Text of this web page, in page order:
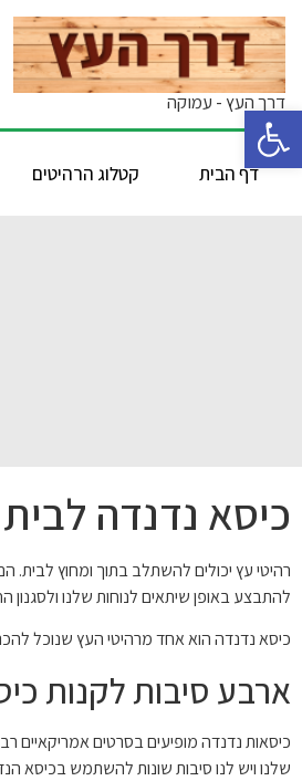
פתח סרגל נגישות
דרך העץ - עמוקה
דף הבית קטלוג הרהיטים
כיסא נדנדה לבית
רהיטי עץ יכולים להשתלב בתוך ומחוץ לבית.
להתבצע באופן שיתאים לנוחות שלנו ולסגנון
כיסא נדנדה הוא אחד מרהיטי העץ שנוכל
ארבע סיבות לקנות
כיסאות נדנדה מופיעים בסרטים אמריקאיים
שלנו ויש לנו סיבות שונות להשתמש בכיסא